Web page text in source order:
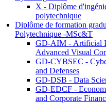
X - Diplôme
polytechnique
Diplôme de formation
Polytechnique -MSc&T
GD-AIM - Artificial
Advanced Visual
GD-CYBSEC -
and Defenses
GD-DSB - Data
GD-EDCF -
and Corporate